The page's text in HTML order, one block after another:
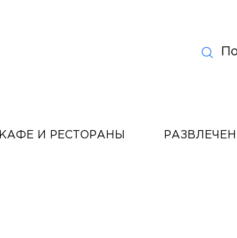
КАФЕ И РЕСТОРАНЫ